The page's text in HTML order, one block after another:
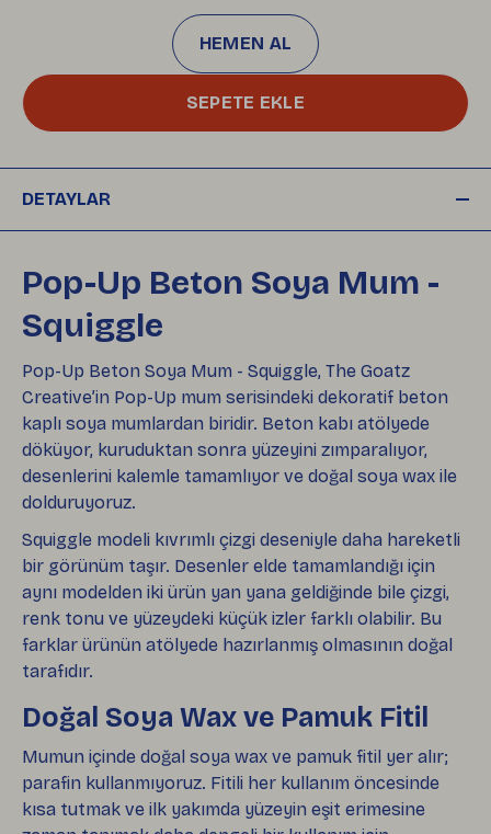
HEMEN AL
SEPETE EKLE
DETAYLAR
Pop-Up Beton Soya Mum -
Squiggle
Pop-Up Beton Soya Mum - Squiggle, The Goatz
Creative’in Pop-Up mum serisindeki dekoratif beton
kaplı soya mumlardan biridir. Beton kabı atölyede
döküyor, kuruduktan sonra yüzeyini zımparalıyor,
desenlerini kalemle tamamlıyor ve doğal soya wax ile
dolduruyoruz.
Squiggle modeli kıvrımlı çizgi deseniyle daha hareketli
bir görünüm taşır. Desenler elde tamamlandığı için
aynı modelden iki ürün yan yana geldiğinde bile çizgi,
renk tonu ve yüzeydeki küçük izler farklı olabilir. Bu
farklar ürünün atölyede hazırlanmış olmasının doğal
tarafıdır.
Doğal Soya Wax ve Pamuk Fitil
Mumun içinde doğal soya wax ve pamuk fitil yer alır;
parafin kullanmıyoruz. Fitili her kullanım öncesinde
kısa tutmak ve ilk yakımda yüzeyin eşit erimesine